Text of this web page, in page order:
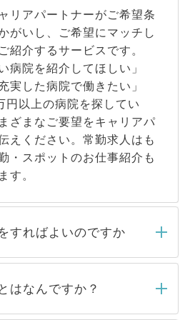
リアパートナーがご希望条
がいし、ご希望にマッチし
紹介するサービスです。
病院を紹介してほしい」
実した病院で働きたい」
円以上の病院を探してい
ざまなご要望をキャリアパ
えください。常勤求人はも
・スポットのお仕事紹介も
す。
すればよいのですか
ましたら、弊社担当者がご
し、その後メールもしくは
はなんですか？